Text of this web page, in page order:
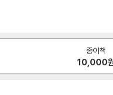
종이책
10,000